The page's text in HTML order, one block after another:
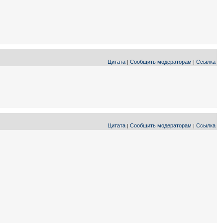
Цитата | Сообщить модераторам | Ссылка
Цитата | Сообщить модераторам | Ссылка